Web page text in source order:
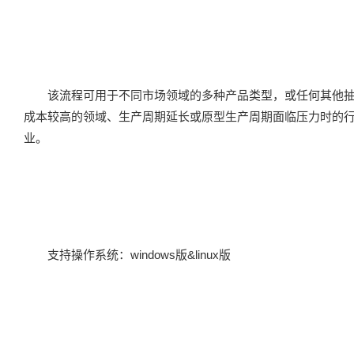
该流程可用于不同市场领域的多种产品类型，或任何其他
成本较高的领域、生产周期延长或原型生产周期面临压力时的
业。
支持操作系统：windows版&linux版